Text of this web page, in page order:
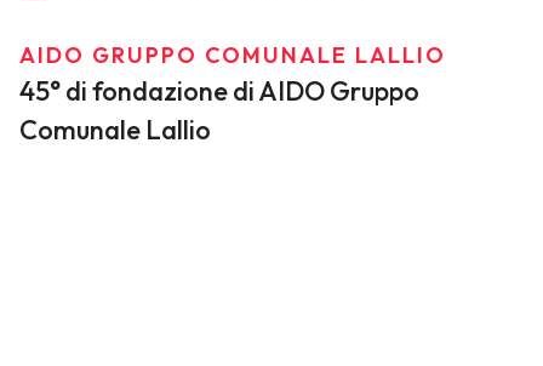
AIDO GRUPPO COMUNALE LALLIO
45° di fondazione di AIDO Gruppo
Comunale Lallio